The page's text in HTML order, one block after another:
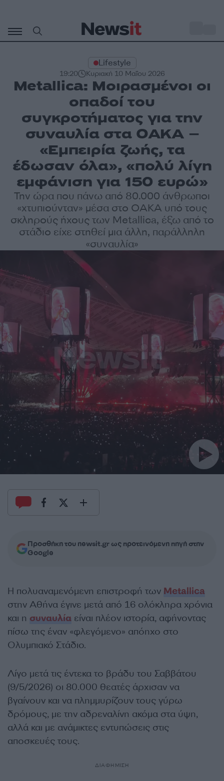
περιεχόμενο
Lifestyle
19:20 Κυριακή 10 Μαΐου 2026
Metallica: Μοιρασμένοι οι
οπαδοί του
συγκροτήματος για την
συναυλία στα ΟΑΚΑ –
«Εμπειρία ζωής, τα
έδωσαν όλα», «πολύ λίγη
εμφάνιση για 150 ευρώ»
Την ώρα που πάνω από 80.000 άνθρωποι
«χτυπιούνταν» μέσα στο ΟΑΚΑ υπό τους
σκληρούς ήχους των Metallica, έξω από το
στάδιο είχε στηθεί μια άλλη, παράλληλη
«συναυλία»
Προσθήκη του newsit.gr ως προτεινόμενη πηγή στην
Google
Η πολυαναμενόμενη επιστροφή των Metallica
στην Αθήνα έγινε μετά από 16 ολόκληρα χρόνια
και η συναυλία είναι πλέον ιστορία, αφήνοντας
πίσω της έναν «φλεγόμενο» απόηχο στο
Ολυμπιακό Στάδιο.
Λίγο μετά τις έντεκα το βράδυ του Σαββάτου
(9/5/2026) οι 80.000 θεατές άρχισαν να
βγαίνουν και να πλημμυρίζουν τους γύρω
δρόμους, με την αδρεναλίνη ακόμα στα ύψη,
αλλά και με ανάμικτες εντυπώσεις στις
αποσκευές τους.
ΔΙΑΦΗΜΙΣΗ